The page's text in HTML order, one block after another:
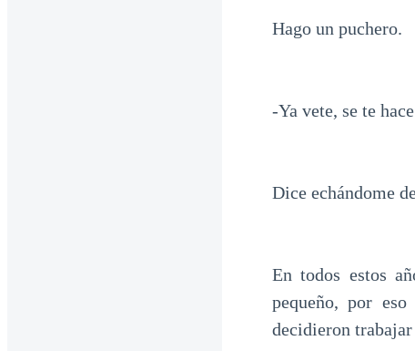
Hago un puchero.
-Ya vete, se te
Dice echándome
En todos estos
pequeño, por
decidieron